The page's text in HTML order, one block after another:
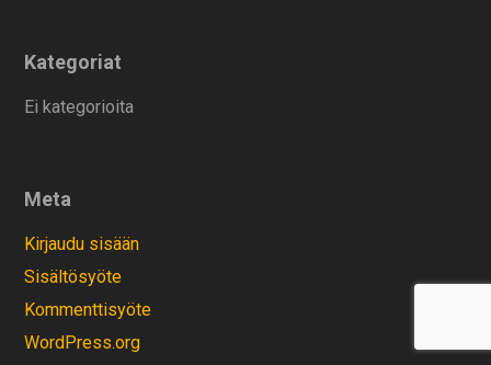
Kategoriat
Ei kategorioita
Meta
Kirjaudu sisään
Sisältösyöte
Kommenttisyöte
WordPress.org